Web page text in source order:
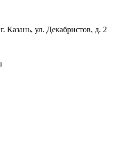
Казань, ул. Декабристов, д. 2